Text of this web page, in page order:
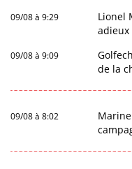
09/08 à 9:29
Lionel
adieux
09/08 à 9:09
de la
09/08 à 8:02